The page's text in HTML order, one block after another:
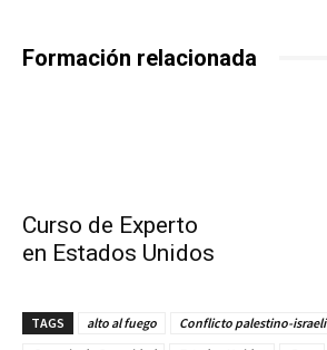
Formación relacionada
Curso de Experto
en Estados Unidos
TAGS alto al fuego
Conflicto palestino-israelí